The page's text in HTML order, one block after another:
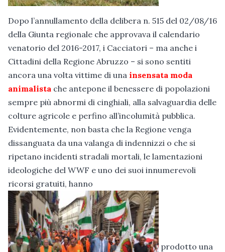
Dopo l’annullamento della delibera n. 515 del 02/08/16
della Giunta regionale che approvava il calendario
venatorio del 2016-2017, i Cacciatori – ma anche i
Cittadini della Regione Abruzzo – si sono sentiti
ancora una volta vittime di una insensata moda
animalista che antepone il benessere di popolazioni
sempre più abnormi di cinghiali, alla salvaguardia delle
colture agricole e perfino all’incolumità pubblica.
Evidentemente, non basta che la Regione venga
dissanguata da una valanga di indennizzi o che si
ripetano incidenti stradali mortali, le lamentazioni
ideologiche del WWF e uno dei suoi innumerevoli
ricorsi gratuiti, hanno
prodotto una